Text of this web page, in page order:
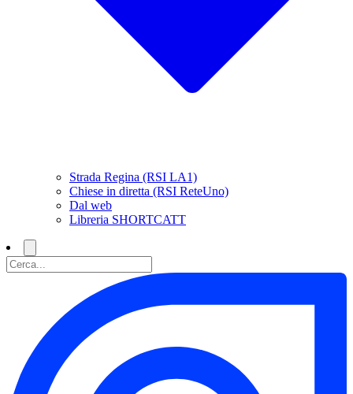
Strada Regina (RSI LA1)
Chiese in diretta (RSI ReteUno)
Dal web
Libreria SHORTCATT